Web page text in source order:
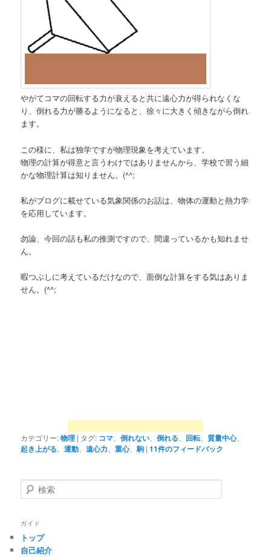
やがてコマの回転する力が衰えると共に遠心力が得られなくな
り、倒れる力が勝るようになると、徐々に大きく傾きながら倒れ
ます。
この様に、私は独学ですが物理現象を考えています。
物理の計算が得意と言うわけではありませんから、学校で習う細
かな物理計算は知りません。(^^;
私がブログに載せている気象関係のお話は、物体の運動と熱力学
を応用しています。
勿論、今回の話も私の推測ですので、間違っているかも知れませ
ん。
暇つぶしに考えているだけなので、面倒な計算をする気はありま
せん。(^^;
カテゴリー:物理 | タグ: コマ 、倒れない 、倒れる 回転 、質量中心、
起き上がる 、運動 、遠心力 、重心、駒 |11件のフィードバック
検
索
ガイド
トップ
自己紹介